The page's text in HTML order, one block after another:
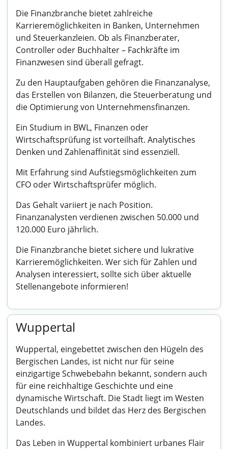
Die Finanzbranche bietet zahlreiche
Karrieremöglichkeiten in Banken, Unternehmen
und Steuerkanzleien. Ob als Finanzberater,
Controller oder Buchhalter – Fachkräfte im
Finanzwesen sind überall gefragt.
Zu den Hauptaufgaben gehören die Finanzanalyse,
das Erstellen von Bilanzen, die Steuerberatung und
die Optimierung von Unternehmensfinanzen.
Ein Studium in BWL, Finanzen oder
Wirtschaftsprüfung ist vorteilhaft. Analytisches
Denken und Zahlenaffinität sind essenziell.
Mit Erfahrung sind Aufstiegsmöglichkeiten zum
CFO oder Wirtschaftsprüfer möglich.
Das Gehalt variiert je nach Position.
Finanzanalysten verdienen zwischen 50.000 und
120.000 Euro jährlich.
Die Finanzbranche bietet sichere und lukrative
Karrieremöglichkeiten. Wer sich für Zahlen und
Analysen interessiert, sollte sich über aktuelle
Stellenangebote informieren!
Wuppertal
Wuppertal, eingebettet zwischen den Hügeln des
Bergischen Landes, ist nicht nur für seine
einzigartige Schwebebahn bekannt, sondern auch
für eine reichhaltige Geschichte und eine
dynamische Wirtschaft. Die Stadt liegt im Westen
Deutschlands und bildet das Herz des Bergischen
Landes.
Das Leben in Wuppertal kombiniert urbanes Flair